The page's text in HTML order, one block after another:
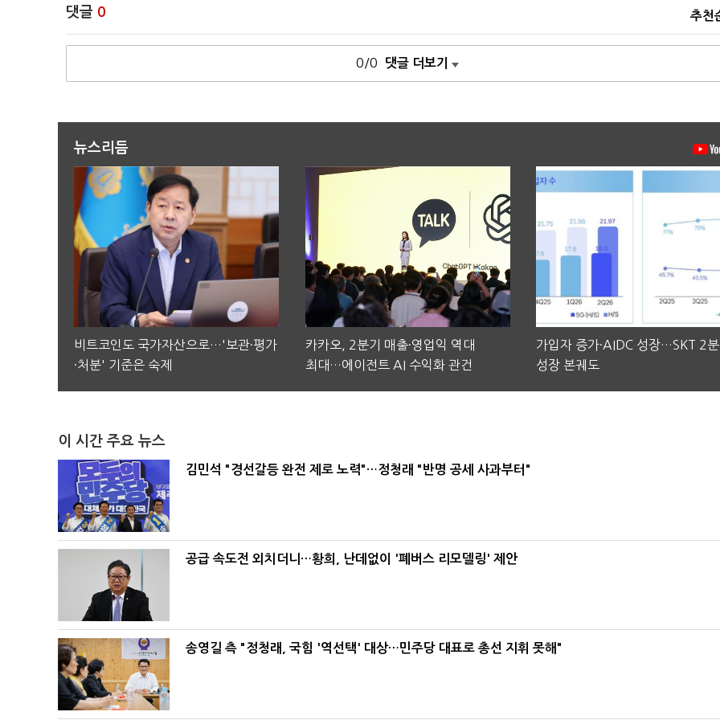
댓글 0 추천
0/0 댓글 더보기
뉴스리듬
비트코인도 국가자산으로…'보관·평가
·처분' 기준은 숙제
카카오, 2분기 매출·영업익 역대
최대…에이전트 AI 수익화 관건
가입자 증가·AIDC 성장…SKT 2
성장 본궤도
이 시간 주요 뉴스
김민석 "경선갈등 완전 제로 노력"…정청래 "반명 공세 사과부터"
공급 속도전 외치더니…황희, 난데없이 '폐버스 리모델링' 제안
송영길 측 "정청래, 국힘 '역선택' 대상…민주당 대표로 총선 지휘 못해"